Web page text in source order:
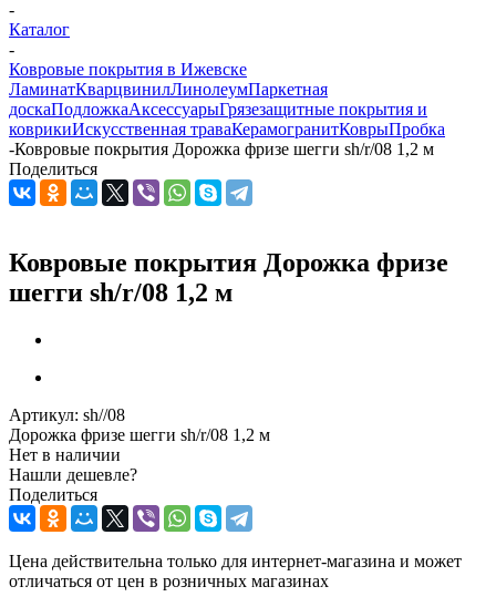
-
Каталог
-
Ковровые покрытия в Ижевске
ЛаминатКварцвинилЛинолеумПаркетная
доскаПодложкаАксессуарыГрязезащитные покрытия и
коврикиИскусственная траваКерамогранитКоврыПробка
-Ковровые покрытия Дорожка фризе шегги sh/r/08 1,2 м
Поделиться
Ковровые покрытия Дорожка фризе
шегги sh/r/08 1,2 м
Артикул: sh//08
Дорожка фризе шегги sh/r/08 1,2 м
Нет в наличии
Нашли дешевле?
Поделиться
Цена действительна только для интернет-магазина и может
отличаться от цен в розничных магазинах